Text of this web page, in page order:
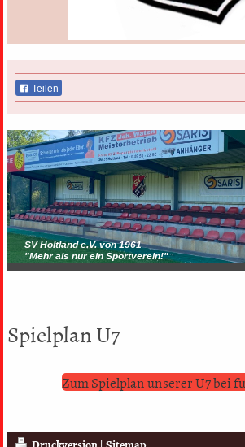
Teilen
SV Holtland e.V. von 1961
"Mehr als nur ein Sportverein!"
Spielplan U7
Zum Spielplan unserer U7 bei